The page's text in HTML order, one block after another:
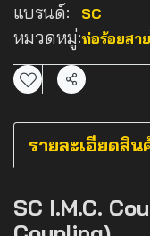
แบรนด์: SC
หมวดหมู่:ท่อร้อยสา
แชร์
รายละเอียดสิน
SC I.M.C.